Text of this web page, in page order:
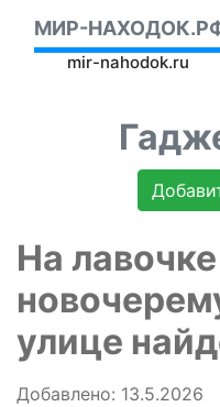
МИР-
mir-nahodok.ru
На
улице
Добавлено: 13.5.2026